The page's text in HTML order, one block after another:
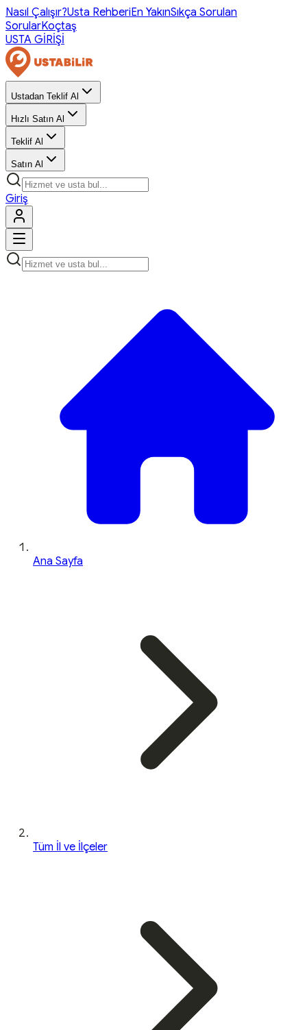
Nasıl Çalışır?Usta RehberiEn YakınSıkça Sorulan
SorularKoçtaş
USTA GİRİŞİ
Ustadan Teklif Al
Hızlı Satın Al
Teklif Al
Satın Al
Giriş
Ana Sayfa
Tüm İl ve İlçeler